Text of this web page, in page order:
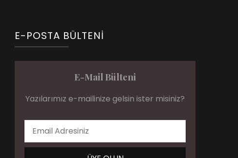
E-POSTA BÜLTENI
E-Mail Bülteni
Yazılarımız e-mailinize gelsin ister misiniz?